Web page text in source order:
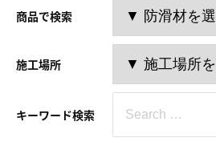
商品で検索
施工場所
キーワード検索